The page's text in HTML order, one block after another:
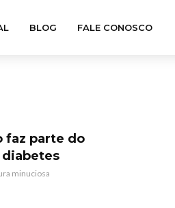
BLOG FALE CONOSCO
faz parte do
minuciosa